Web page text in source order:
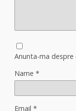
Anunta-ma despre
Name *
Email *